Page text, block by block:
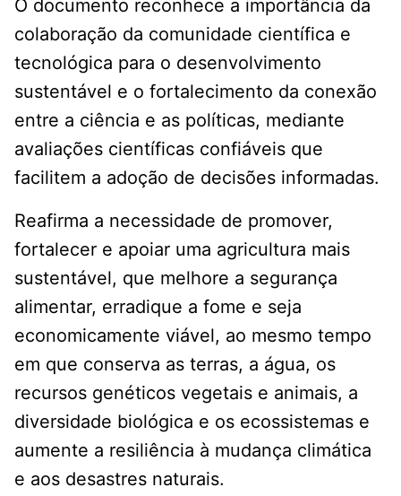
O documento reconhece a importância da
colaboração da comunidade científica e
tecnológica para o desenvolvimento
sustentável e o fortalecimento da conexão
entre a ciência e as políticas, mediante
avaliações científicas confiáveis que
facilitem a adoção de decisões informadas.
Reafirma a necessidade de promover,
fortalecer e apoiar uma agricultura mais
sustentável, que melhore a segurança
alimentar, erradique a fome e seja
economicamente viável, ao mesmo tempo
em que conserva as terras, a água, os
recursos genéticos vegetais e animais, a
diversidade biológica e os ecossistemas e
aumente a resiliência à mudança climática
e aos desastres naturais.